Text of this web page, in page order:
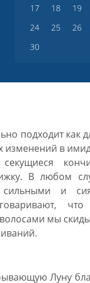
17
18 19
24
25 26
30
подходит как
изменений в
секущиеся
В любом
сильными и
мы
Луну